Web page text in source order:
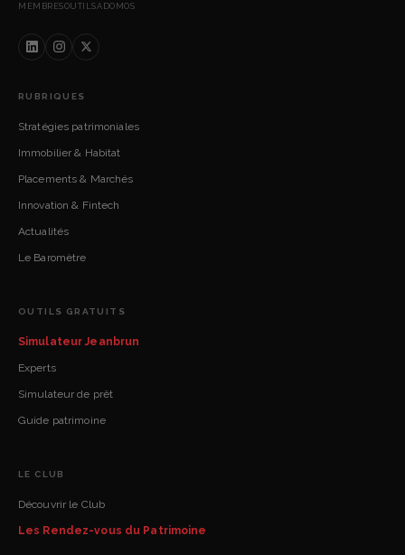
MEMBRESOUTILS ADOMOS
RUBRIQUES
Stratégies patrimoniales
Immobilier & Habitat
Placements & Marchés
Innovation & Fintech
Actualités
Le Baromètre
OUTILS GRATUITS
Simulateur Jeanbrun
Experts
Simulateur de prêt
Guide patrimoine
LE CLUB
Découvrir le Club
Les Rendez-vous du Patrimoine